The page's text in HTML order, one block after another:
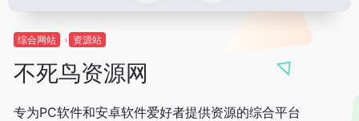
综合网站 资源站
不死鸟资源网
专为PC软件和安卓软件爱好者提供资源的综合平台